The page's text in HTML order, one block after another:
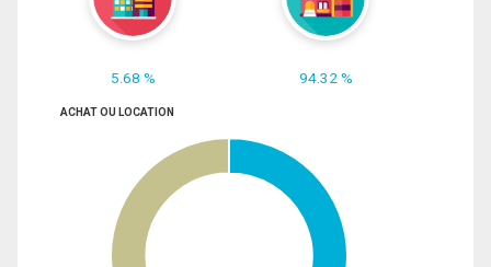
5.68 % 94.32 %
ACHAT OU LOCATION